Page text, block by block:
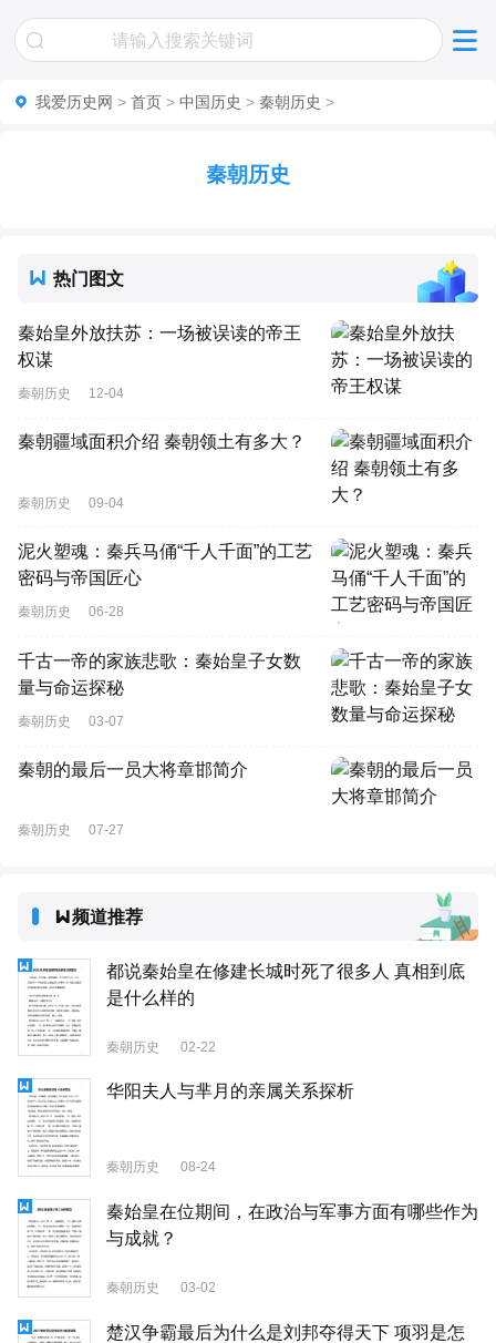
我爱历史网 > 首页 > 中国历史 > 秦朝历史 >
秦朝历史
热门图文
秦始皇外放扶苏：一场被误读的帝王
权谋
秦朝历史 12-04
秦朝疆域面积介绍 秦朝领土有多大？
秦朝历史 09-04
泥火塑魂：秦兵马俑“千人千面”的工艺
密码与帝国匠心
秦朝历史 06-28
千古一帝的家族悲歌：秦始皇子女数
量与命运探秘
秦朝历史 03-07
秦朝的最后一员大将章邯简介
秦朝历史 07-27
频道推荐
都说秦始皇在修建长城时死了很多人 真相到底
是什么样的
秦朝历史 02-22
华阳夫人与芈月的亲属关系探析
秦朝历史 08-24
秦始皇在位期间，在政治与军事方面有哪些作为
与成就？
秦朝历史 03-02
楚汉争霸最后为什么是刘邦夺得天下 项羽是怎